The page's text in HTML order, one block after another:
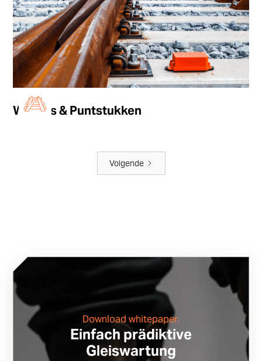
Wissels & Puntstukken
Volgende
Download whitepaper.
Einfach prädiktive
Gleiswartung